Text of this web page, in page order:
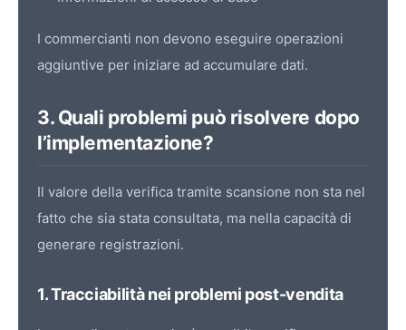
I commercianti non devono eseguire operazioni
aggiuntive per iniziare ad accumulare dati.
3. Quali problemi può risolvere dopo
l’implementazione?
Il valore della verifica tramite scansione non sta nel
fatto che sia stata consultata, ma nella capacità di
generare registrazioni.
1. Tracciabilità nei problemi post-vendita